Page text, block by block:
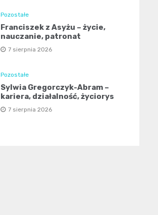
Pozostałe
Franciszek z Asyżu – życie,
nauczanie, patronat
7 sierpnia 2026
Pozostałe
Sylwia Gregorczyk-Abram –
kariera, działalność, życiorys
7 sierpnia 2026